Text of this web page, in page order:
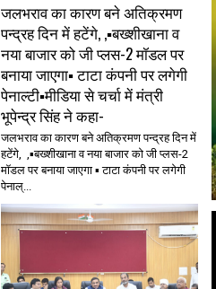
जलभराव का कारण बने अतिक्रमण
पन्द्रह दिन में हटेंगे, ,▪️बख्शीखाना व
नया बाजार को जी प्लस-2 मॉडल पर
बनाया जाएगा▪️ टाटा कंपनी पर लगेगी
पेनाल्टी▪️मीडिया से चर्चा में मंत्री
भूपेन्द्र सिंह ने कहा-
जलभराव का कारण बने अतिक्रमण पन्द्रह दिन में
हटेंगे, ,▪️बख्शीखाना व नया बाजार को जी प्लस-2
मॉडल पर बनाया जाएगा ▪️ टाटा कंपनी पर लगेगी
पेनाल्...